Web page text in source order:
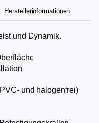
Herstellerinformationen
und Dynamik.
und halogenfrei)